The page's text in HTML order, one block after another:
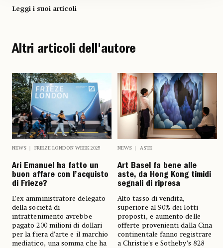
Leggi i suoi articoli
Altri articoli dell'autore
NEWS FRIEZE LONDON WEEK 2025
Ari Emanuel ha fatto un
buon affare con l’acquisto
di Frieze?
L’ex amministratore delegato
della società di
intrattenimento avrebbe
pagato 200 milioni di dollari
per la fiera d’arte e il marchio
mediatico, una somma che ha
NEWS ASTE
Art Basel fa bene alle
aste, da Hong Kong timidi
segnali di ripresa
Alto tasso di vendita,
superiore al 90% dei lotti
proposti, e aumento delle
offerte provenienti dalla Cina
continentale fanno registrare
a Christie’s e Sotheby’s 828